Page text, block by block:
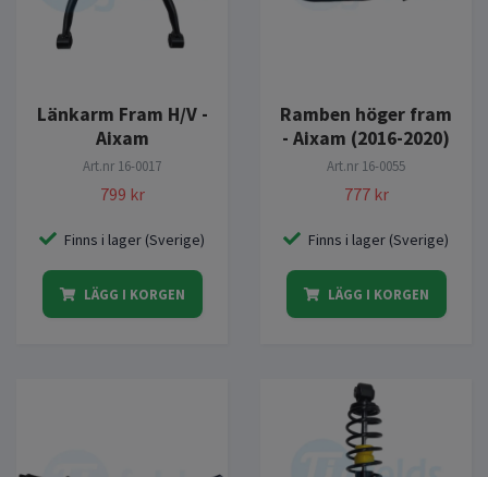
Länkarm Fram H/V -
Aixam
Art.nr 16-0017
799 kr
Finns i lager (Sverige)
LÄGG I KORGEN
Ramben höger fram
- Aixam (2016-2020)
Art.nr 16-0055
777 kr
Finns i lager (Sverige)
LÄGG I KORGEN